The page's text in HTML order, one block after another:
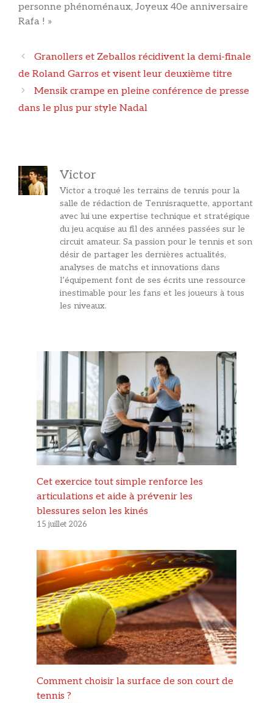
personne phénoménaux, Joyeux 40e anniversaire
Rafa ! »
Navigation
des
articles
Granollers et Zeballos récidivent la demi-finale
de Roland Garros et visent leur deuxième titre
Mensik crampe en pleine conférence de presse
dans le plus pur style Nadal
Victor
Victor a troqué les terrains de tennis pour la
salle de rédaction de Tennisraquette, apportant
avec lui une expertise technique et stratégique
du jeu acquise au fil des années passées sur le
circuit amateur. Sa passion pour le tennis et son
désir de partager les dernières actualités,
analyses de matchs et innovations dans
l’équipement font de ses écrits une ressource
inestimable pour les fans et les joueurs à tous
les niveaux.
Cet exercice tout simple renforce les
articulations et aide à prévenir les
blessures selon les kinés
15 juillet 2026
Comment choisir la surface de son court de
tennis ?